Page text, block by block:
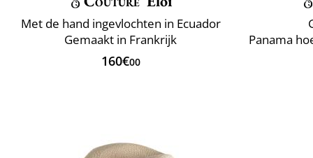
Met de hand ingevlochten in Ecuador
Gemaakt in Frankrijk
160€00